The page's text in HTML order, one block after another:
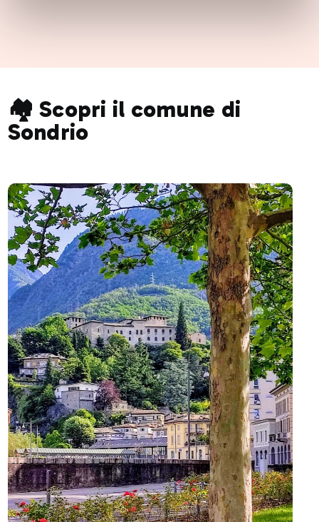
🏘️ Scopri il comune di
Sondrio